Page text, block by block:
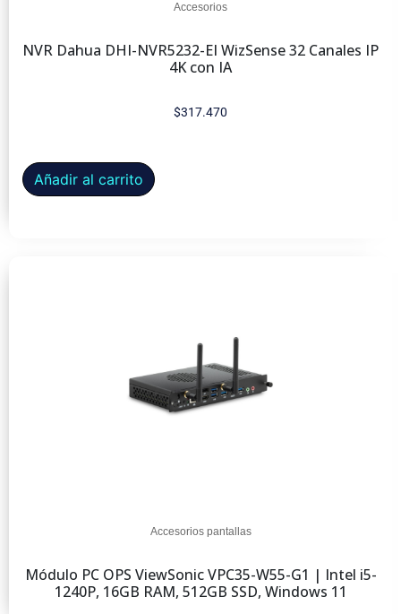
Accesorios
NVR Dahua DHI-NVR5232-EI WizSense 32 Canales IP
4K con IA
$317.470
Añadir al carrito
Accesorios pantallas
Módulo PC OPS ViewSonic VPC35-W55-G1 | Intel i5-
1240P, 16GB RAM, 512GB SSD, Windows 11